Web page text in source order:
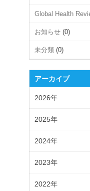
Global Health
お知らせ(0)
未分類(0)
アーカイブ
2026年
2025年
2024年
2023年
2022年